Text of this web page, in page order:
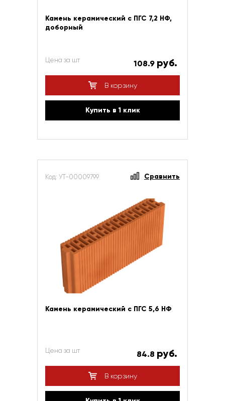
Камень керамический с ПГС 7,2 НФ,
доборный
Цена за шт 108.9 руб.
В корзину
Купить в 1 клик
Код: УТ-00009799 Сравнить
Камень керамический с ПГС 5,6 НФ
Цена за шт 84.8 руб.
В корзину